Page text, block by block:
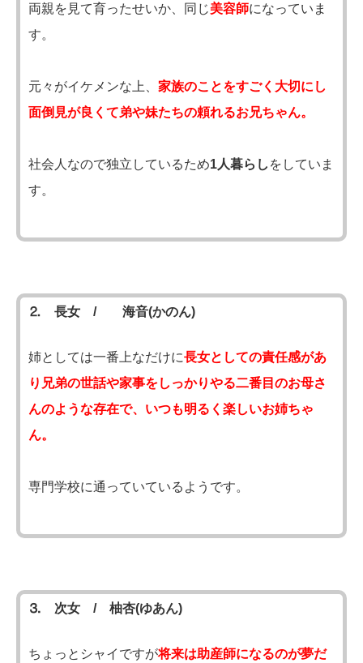
両親を見て育ったせいか、同じ美容師になっていま
す。
元々がイケメンな上、 家族のことをすごく大切にし
面倒見が良くて弟や妹たちの頼れるお兄ちゃん。
社会人なので独立しているため1人暮らし をしていま
す。
⒉ 長女 / 海音(かのん)
姉としては一番上なだけに長女としての責任感があ
り兄弟の世話や家事をしっかりやる二番目のお母さ
んのような存在で、いつも明るく楽しいお姉ちゃ
ん。
専門学校に通っていているようです。
⒊ 次女 / 柚杏(ゆあん)
ちょっとシャイですが将来は助産師になるのが夢だ